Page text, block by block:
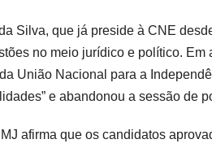
Silva, que já preside à CNE
no meio jurídico e político.
União Nacional para a
e abandonou a sessão de
afirma que os candidatos